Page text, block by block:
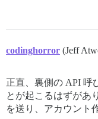
codinghorror (Jeff
正直、裏側の API 呼
とが起こるはずがあ
を送り、アカウント